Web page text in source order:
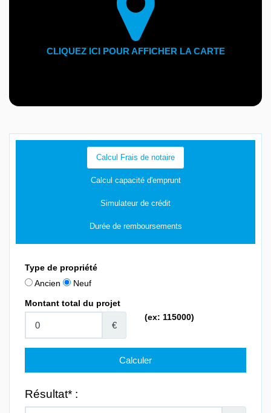
Calcul Frais de notaire
Calcul capacité d'emprunt
Simulateur de crédit
Durée de remboursements